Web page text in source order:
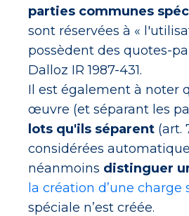
parties communes
sont réservées à «
possèdent des quotes-
Dalloz IR 1987-431.
Il est également à noter
œuvre (et séparant les
lots qu'ils séparent (art.
considérées
néanmoins distinguer
la création d’une charge
spéciale n’est créée.